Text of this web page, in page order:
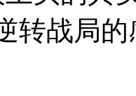
转战局